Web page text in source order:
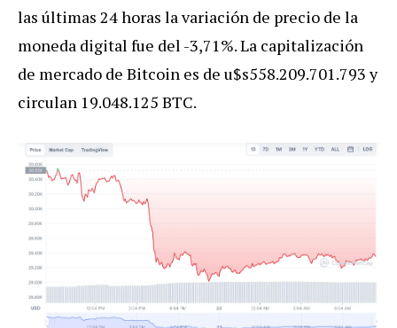
las últimas 24 horas la variación de precio de la
moneda digital fue del -3,71%. La capitalización
de mercado de Bitcoin es de u$s558.209.701.793 y
circulan 19.048.125 BTC.